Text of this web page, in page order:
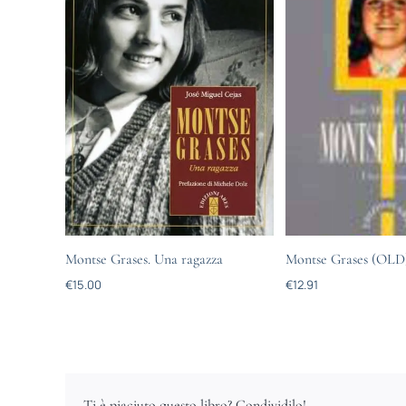
Montse Grases. Una ragazza
€15.00
Montse Grases
€12.91